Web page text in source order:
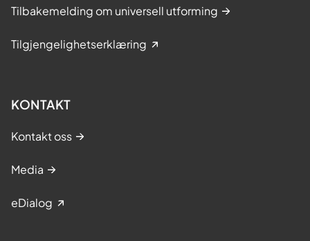
Tilbakemelding om universell utforming
Tilgjengelighetserklæring
KONTAKT
Kontakt oss
Media
eDialog